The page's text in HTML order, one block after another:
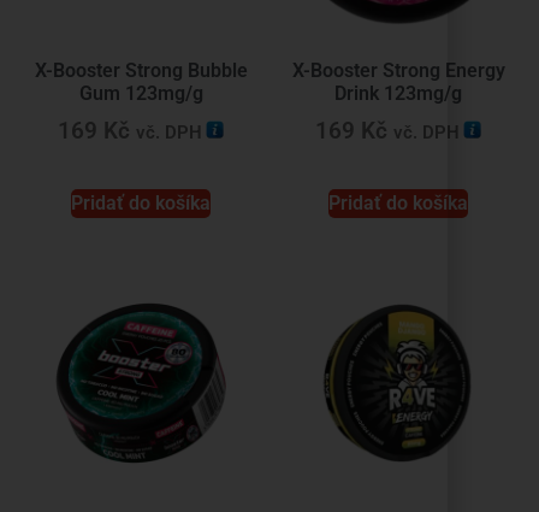
X-Booster Strong Bubble
Gum 123mg/g
169 Kč vč. DPH
Pridať do košíka
X-Booster Strong Energy
Drink 123mg/g
169 Kč vč. DPH
Pridať do košíka